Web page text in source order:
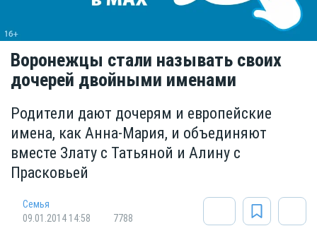
Воронежцы стали называть своих
дочерей двойными именами
Родители дают дочерям и европейские
имена, как Анна-Мария, и объединяют
вместе Злату с Татьяной и Алину с
Прасковьей
Cемья
09.01.2014 14:58
7788